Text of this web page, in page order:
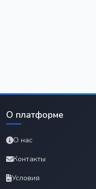
О платформе
О нас
Контакты
Условия